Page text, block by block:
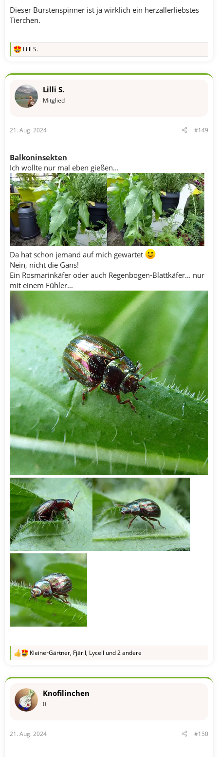
Dieser Bürstenspinner ist ja wirklich ein herzallerliebstes
Tierchen.
R
k
o
:
Lilli S.
Lilli S.
Mitglied
21. Aug. 2024 #149
Balkoninsekten
Ich wollte nur mal eben gießen...
Da hat schon jemand auf mich gewartet
Nein, nicht die Gans!
Ein Rosmarinkäfer oder auch Regenbogen-Blattkäfer... nur
mit einem Fühler...
R
k
o
:
KleinerGärtner, Fjäril, Lycell und 2 andere
Knofilinchen
0
21. Aug. 2024 #150